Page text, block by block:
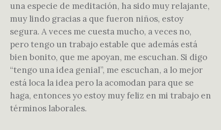
una especie de meditación, ha sido muy relajante,
muy lindo gracias a que fueron niños, estoy
segura. A veces me cuesta mucho, a veces no,
pero tengo un trabajo estable que además está
bien bonito, que me apoyan, me escuchan. Si digo
“tengo una idea genial”, me escuchan, a lo mejor
está loca la idea pero la acomodan para que se
haga, entonces yo estoy muy feliz en mi trabajo en
términos laborales.